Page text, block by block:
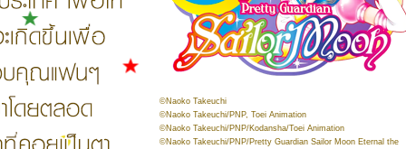
©Naoko Takeuchi
©Naoko Takeuchi/PNP, Toei Animation
©Naoko Takeuchi/PNP/Kodansha/Toei Animation
©Naoko Takeuchi/PNP/Pretty Guardian Sailor Moon Eternal the